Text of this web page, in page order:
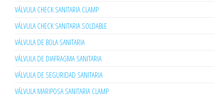
VÁLVULA CHECK SANITARIA CLAMP
VÁLVULA CHECK SANITARIA SOLDABLE
VÁLVULA DE BOLA SANITARIA
VÁLVULA DE DIAFRAGMA SANITARIA
VÁLVULA DE SEGURIDAD SANITARIA
VÁLVULA MARIPOSA SANITARIA CLAMP